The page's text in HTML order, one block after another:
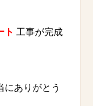
ト 工事が完成
にありがとう